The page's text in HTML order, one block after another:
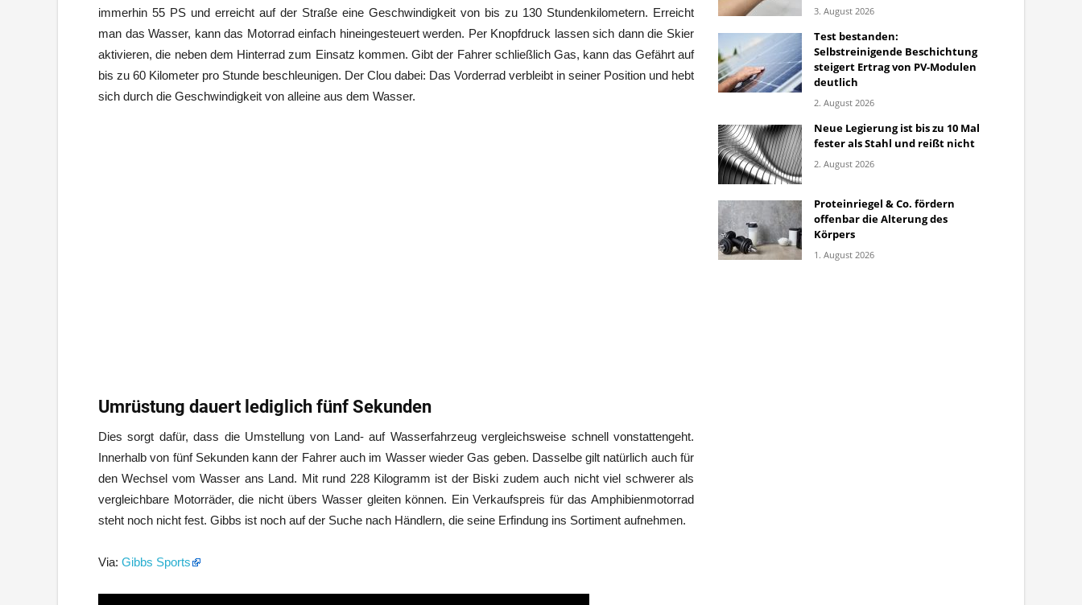
immerhin 55 PS und erreicht auf der Straße eine Geschwindigkeit von bis zu 130 Stundenkilometern. Erreicht
man das Wasser, kann das Motorrad einfach hineingesteuert werden. Per Knopfdruck lassen sich dann die Skier
aktivieren, die neben dem Hinterrad zum Einsatz kommen. Gibt der Fahrer schließlich Gas, kann das Gefährt auf
bis zu 60 Kilometer pro Stunde beschleunigen. Der Clou dabei: Das Vorderrad verbleibt in seiner Position und hebt
sich durch die Geschwindigkeit von alleine aus dem Wasser.
Umrüstung dauert lediglich fünf Sekunden
Dies sorgt dafür, dass die Umstellung von Land- auf Wasserfahrzeug vergleichsweise schnell vonstattengeht.
Innerhalb von fünf Sekunden kann der Fahrer auch im Wasser wieder Gas geben. Dasselbe gilt natürlich auch für
den Wechsel vom Wasser ans Land. Mit rund 228 Kilogramm ist der Biski zudem auch nicht viel schwerer als
vergleichbare Motorräder, die nicht übers Wasser gleiten können. Ein Verkaufspreis für das Amphibienmotorrad
steht noch nicht fest. Gibbs ist noch auf der Suche nach Händlern, die seine Erfindung ins Sortiment aufnehmen.
Via: Gibbs Sports
3. August 2026
Test bestanden:
Selbstreinigende Beschichtung
steigert Ertrag von PV-Modulen
deutlich
2. August 2026
Neue Legierung ist bis zu 10 Mal
fester als Stahl und reißt nicht
2. August 2026
Proteinriegel & Co. fördern
offenbar die Alterung des
Körpers
1. August 2026